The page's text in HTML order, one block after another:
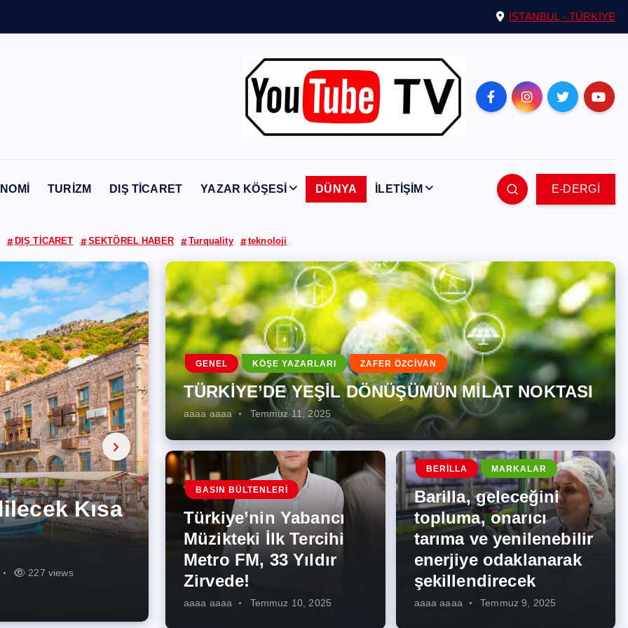
İSTANBUL - TÜRKİYE
TURİZM DIŞ TİCARET YAZAR KÖŞESİ DÜNYA İLETİŞİM E-DERGİ
DIŞ TİCARET SEKTÖREL HABER Turquality teknoloji
344 views
İlk
Zirvede!
274 views
onarıcı
275 views
Enerji
İş
287 views
Kısa
227 views
Artması
262 views
GENEL KÖŞE YAZARLARI ZAFER ÖZCİVAN
TÜRKİYE’DE YEŞİL DÖNÜŞÜMÜN MİLAT NOKTASI
aaaa aaaa Temmuz 11, 2025
BASIN BÜLTENLERI
Türkiye’nin Yabancı
Müzikteki İlk Tercihi
Metro FM, 33 Yıldır
Zirvede!
aaaa aaaa Temmuz 10, 2025
BERILLA MARKALAR
Barilla, geleceğini
topluma, onarıcı
tarıma ve yenilenebilir
enerjiye odaklanarak
şekillendirecek
aaaa aaaa Temmuz 9, 2025